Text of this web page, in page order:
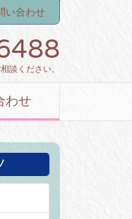
い合わせ
談ください。
わせ